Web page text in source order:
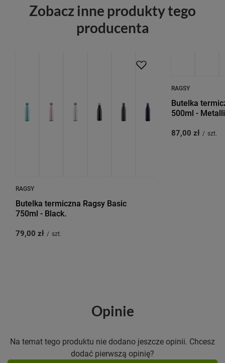
Zobacz inne produkty tego
producenta
RAGSY
Butelka termiczna Ragsy Basic
750ml - Black.
79,00 zł / szt.
RAGSY
Butelka
500ml -
87,00 zł / szt.
Opinie
Na temat tego produktu nie dodano jeszcze opinii. Chcesz
dodać pierwszą opinię?